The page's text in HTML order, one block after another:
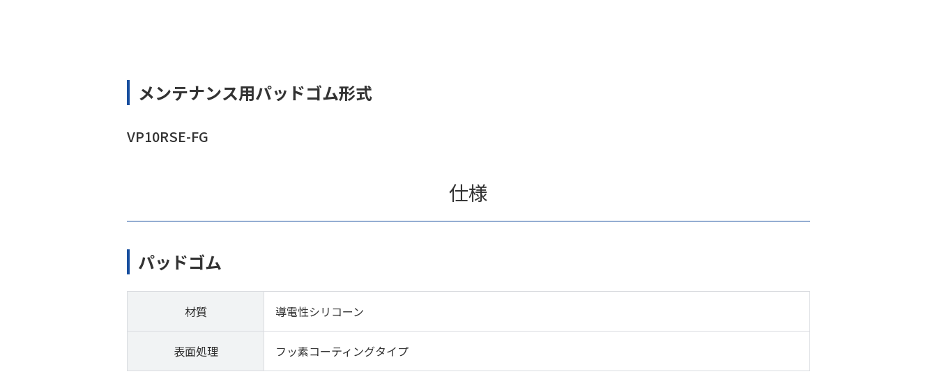
メンテナンス用パッドゴム形式
VP10RSE-FG
仕様
パッドゴム
材質 導電性シリコーン
表面処理 フッ素コーティングタイプ